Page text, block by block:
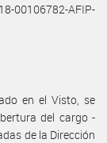
AFIP-
en el Visto, se
del cargo -
de la Dirección